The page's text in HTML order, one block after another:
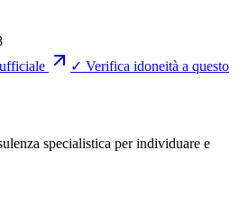
✓ Verifica idoneità a questo
specialistica per individuare e